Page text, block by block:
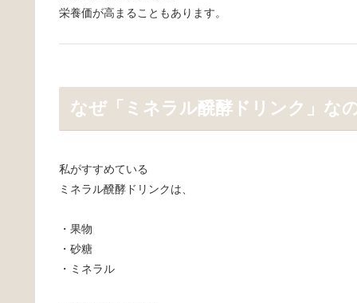
栄養価が高まることもあります。
なぜ「ミネラル醗酵ドリンク」な
私がすすめている
ミネラル醗酵ドリンクは、
・果物
・砂糖
・ミネラル